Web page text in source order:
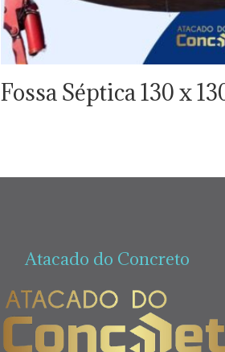
Fossa Séptica 130 x
Atacado do Concreto